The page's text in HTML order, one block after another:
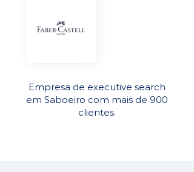
Empresa de executive search
em Saboeiro com mais de 900
clientes.